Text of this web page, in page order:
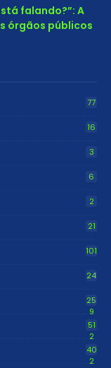
falando?”: A
órgãos públicos
77
16
3
6
2
21
101
24
25
9
51
2
40
2